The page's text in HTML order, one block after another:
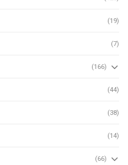
(19)
(7)
(166)
(44)
(38)
(14)
(66)